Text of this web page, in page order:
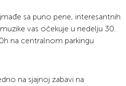
sa puno pene, interesantnih
vas očekuje u nedelju 30.
na centralnom parkingu
na sjajnoj zabavi na